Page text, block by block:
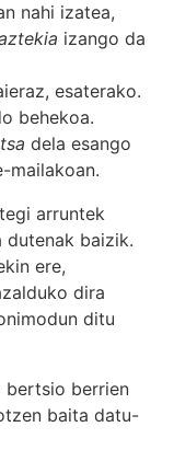
nahi izatea,
izango da
esaterako.
behekoa.
dela esango
mailakoan.
arruntek
dutenak baizik.
ere,
dira
ditu
bertsio berrien
baita datu-